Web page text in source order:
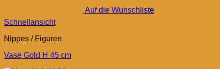
Auf die Wunschliste
Schnellansicht
Nippes / Figuren
Vase Gold H 45 cm